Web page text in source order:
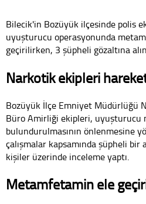
Bilecik'in Bozüyük ilçesinde polis
uyuşturucu operasyonunda
geçirilirken, 3 şüpheli gözaltına
Narkotik ekipleri
Bozüyük İlçe Emniyet Müdürlüğü
Büro Amirliği ekipleri, uyuşturucu
bulundurulmasının önlenmesine
çalışmalar kapsamında şüpheli
kişiler üzerinde inceleme yaptı.
Metamfetamin ele